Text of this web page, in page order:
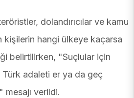
dolandırıcılar ve kamu
kişilerin hangi ülkeye kaçarsa
belirtilirken, "Suçlular için
adaleti er ya da geç
mesajı verildi.